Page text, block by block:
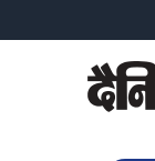
to